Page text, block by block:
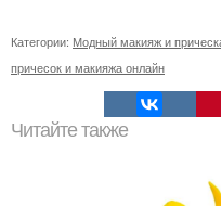
Категории: Модный макияж и
причесок и макияжа онлайн
Читайте также